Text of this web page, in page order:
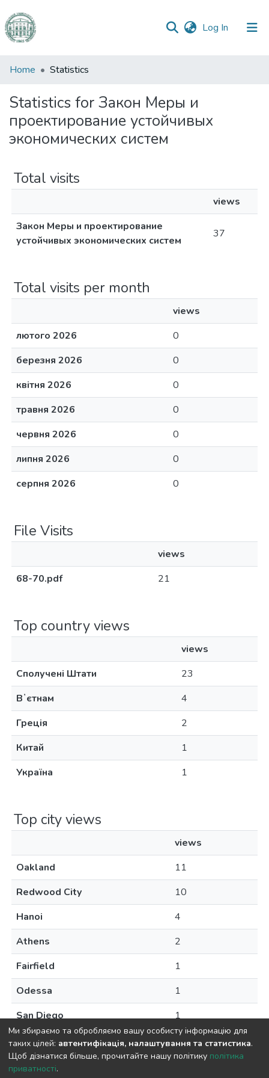
Log In (current)
Communities
Collections
All of DSpace
Home Statistics
Statistics for Закон Меры и
проектирование устойчивых
экономических систем
Total visits
views
Закон Меры и проектирование
устойчивых экономических систем
37
Total visits per month
views
лютого 2026
0
березня 2026
0
квітня 2026
0
травня 2026
0
червня 2026
0
липня 2026
0
серпня 2026
0
File Visits
views
68-70.pdf
21
Top country views
views
Сполучені Штати
23
Вʼєтнам
4
Греція
2
Китай
1
Україна
1
Top city views
views
Oakland
11
Redwood City
10
Hanoi
4
Athens
2
Fairfield
1
Odessa
1
San Diego
1
Ми збираємо та обробляємо вашу особисту інформацію для
таких цілей: автентифікація, налаштування та статистика.
Щоб дізнатися більше, прочитайте нашу політику політика
приватності.